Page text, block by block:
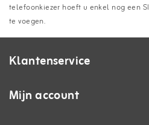
telefoonkiezer hoeft u enkel nog een
te voegen.
Klantenservice
Mijn account